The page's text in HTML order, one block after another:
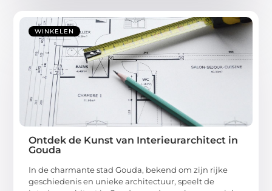
WINKELEN
Ontdek de Kunst van Interieurarchitect in
Gouda
In de charmante stad Gouda, bekend om zijn rijke
geschiedenis en unieke architectuur, speelt de